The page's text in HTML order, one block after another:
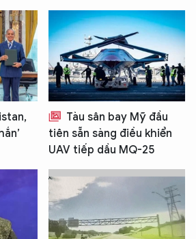
Tàu sân bay Mỹ đầu
tiên sẵn sàng điều khiển
UAV tiếp dầu MQ-25
CỦA
bất kỳ điều gì bạn cần biết về
Đô nhé. Tôi sẵn sàng hỗ trợ!